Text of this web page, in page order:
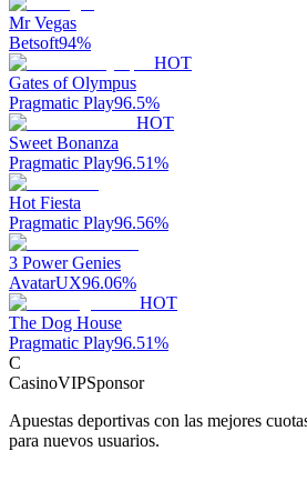
Mr Vegas
Betsoft94%
HOT
Gates of Olympus
Pragmatic Play96.5%
HOT
Sweet Bonanza
Pragmatic Play96.51%
Hot Fiesta
Pragmatic Play96.56%
3 Power Genies
AvatarUX96.06%
HOT
The Dog House
Pragmatic Play96.51%
C
CasinoVIPSponsor
Apuestas deportivas con las mejores
para nuevos usuarios.